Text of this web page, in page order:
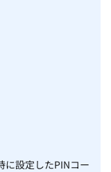
に設定したPINコー